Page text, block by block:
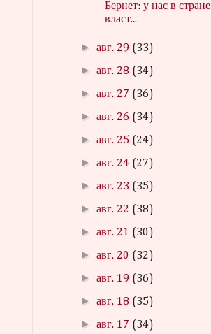
Бернет: у нас в стране
власт...
►авг. 29 (33)
►авг. 28 (34)
►авг. 27 (36)
►авг. 26 (34)
►авг. 25 (24)
►авг. 24 (27)
►авг. 23 (35)
►авг. 22 (38)
►авг. 21 (30)
►авг. 20 (32)
►авг. 19 (36)
►авг. 18 (35)
►авг. 17 (34)